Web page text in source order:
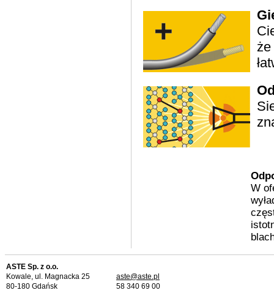
że
W
ASTE Sp. z o.o.
Kowale, ul. Magnacka 25
aste@aste.pl
80-180 Gdańsk
58 340 69 00